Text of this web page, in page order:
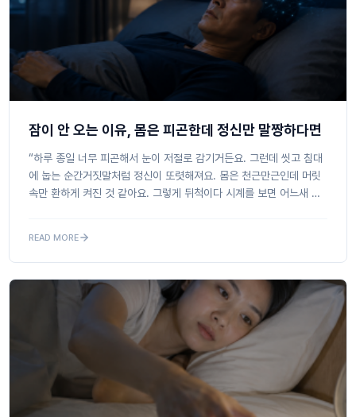
잠이 안 오는 이유, 몸은 피곤한데 정신만 말짱하다면
“하루 종일 너무 피곤해서 눈이 저절로 감기거든요. 그런데 씻고 침대
에 눕는 순간거짓말처럼 정신이 또렷해져요. 몸은 천근만근인데 머릿
속만 환하게 켜진 것 같아요. 그렇게 뒤척이다 시계를 보면 어느새 두
READ MORE